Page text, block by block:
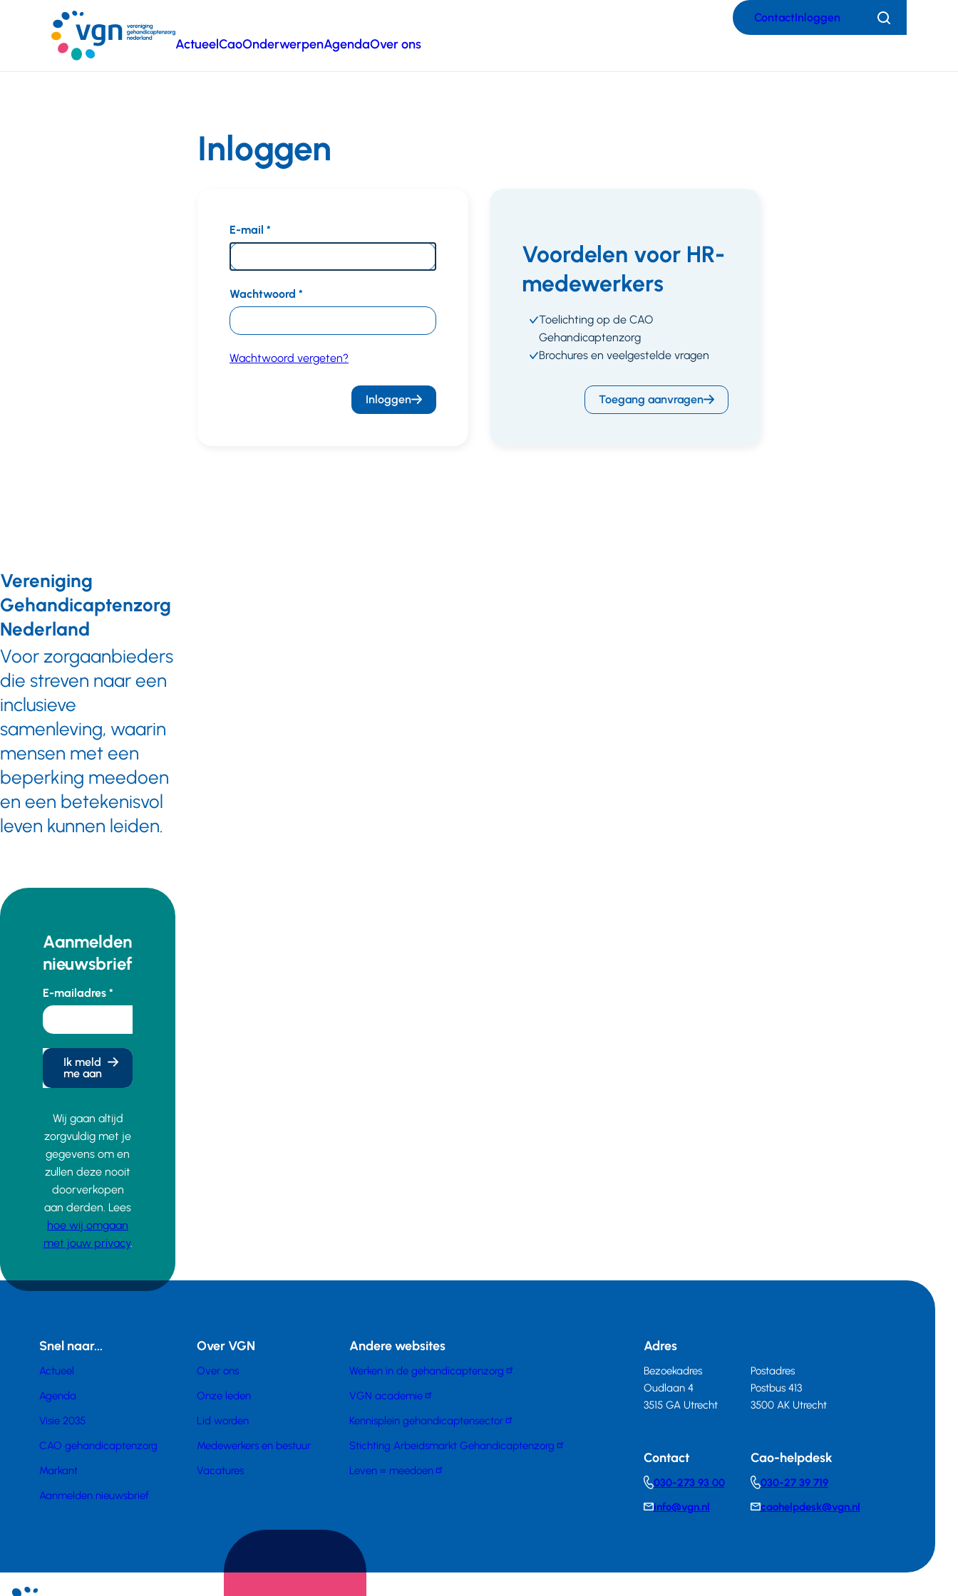
hoofdinhoud
ActueelCaoOnderwerpenAgendaOver ons
ContactInloggen Zoeken
Inloggen
E-mail
Wachtwoord
Wachtwoord vergeten?
Inloggen
Voordelen voor HR-
medewerkers
Toelichting op de CAO
Gehandicaptenzorg
Brochures en veelgestelde vragen
Toegang aanvragen
Vereniging
Gehandicaptenzorg
Nederland
Voor zorgaanbieders
die streven naar een
inclusieve
samenleving, waarin
mensen met een
beperking meedoen
en een betekenisvol
leven kunnen leiden.
Aanmelden
nieuwsbrief
E-mailadres
Ik meld
me aan
Wij gaan altijd
zorgvuldig met je
gegevens om en
zullen deze nooit
doorverkopen
aan derden. Lees
hoe wij omgaan
met jouw privacy.
Snel naar...
Actueel
Agenda
Visie 2035
CAO gehandicaptenzorg
Markant
Aanmelden nieuwsbrief
Over VGN
Over ons
Onze leden
Lid worden
Medewerkers en bestuur
Vacatures
Andere websites
Werken in de gehandicaptenzorg
VGN academie
Kennisplein gehandicaptensector
Stichting Arbeidsmarkt Gehandicaptenzorg
Leven = meedoen
Adres
Bezoekadres
Oudlaan 4
3515 GA Utrecht
Postadres
Postbus 413
3500 AK Utrecht
Contact
Telephonenumber
030-273 93 00
E-info@vgn.nl
Cao-helpdesk
Telephonenumber
030-27 39 719
E-caohelpdesk@vgn.nl